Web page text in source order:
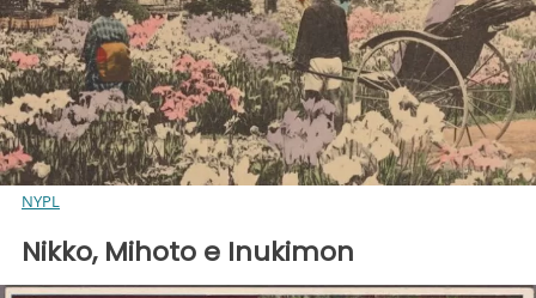
NYPL
Nikko, Mihoto e Inukimon